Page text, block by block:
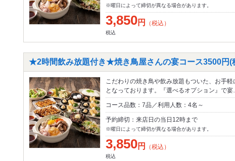
※曜日によって締切が異なる場合があります。
3,850円 （税込）
税込
★2時間飲み放題付き★焼き鳥屋さんの宴コース3500円(
こだわりの焼き鳥や飲み放題もついた、お手軽
となっております。『選べるオプション』で
コース品数：7品／利用人数：4名～
予約締切：来店日の当日12時まで
※曜日によって締切が異なる場合があります。
3,850円 （税込）
税込